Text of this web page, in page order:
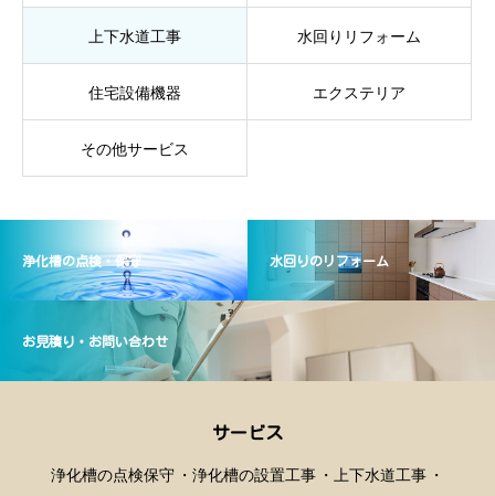
上下水道工事 水回りリフォーム
住宅設備機器 エクステリア
その他サービス
浄化槽の点検・保守 水回りのリフォーム
お見積り・お問い合わせ
サービス
浄化槽の点検保守 浄化槽の設置工事
上下水道工事